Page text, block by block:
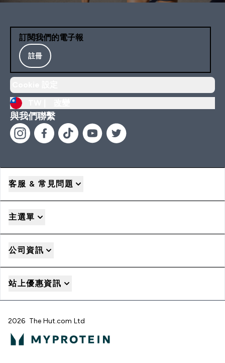
訂閱我們的電子報
註冊
與我們聯繫
客服 & 常見問題
主選單
公司資訊
站上優惠資訊
2026 The Hut.com Ltd